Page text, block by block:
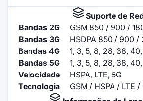
Suporte de
Bandas 2G
GSM 850 / 900 /
Bandas 3G
HSDPA 850 / 900 /
Bandas 4G
1, 3, 5, 8, 28, 38, 40,
Bandas 5G
1, 3, 5, 8, 28, 38,
Velocidade
HSPA, LTE, 5G
Tecnologia
GSM / HSPA / LTE /